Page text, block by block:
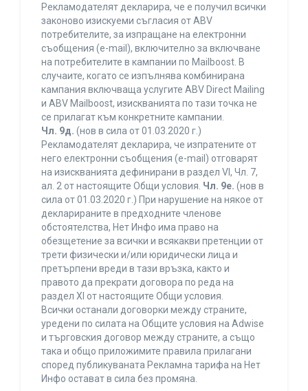
Рекламодателят декларира, че е получил всички
законово изискуеми съгласия от ABV
потребителите, за изпращане на електронни
съобщения (e-mail), включително за включване
на потребителите в кампании по Mailboost. В
случаите, когато се изпълнява комбинирана
кампания включваща услугите ABV Direct Mailing
и ABV Mailboost, изискванията по тази точка не
се прилагат към конкретните кампании.
Чл. 9д. (нов в сила от 01.03.2020 г.)
Рекламодателят декларира, че изпратените от
него електронни съобщения (e-mail) отговарят
на изискванията дефинирани в раздел VI, Чл. 7,
ал. 2 от настоящите Общи условия. Чл. 9е. (нов в
сила от 01.03.2020 г.) При нарушение на някое от
декларираните в предходните членове
обстоятелства, Нет Инфо има право на
обезщетение за всички и всякакви претенции от
трети физически и/или юридически лица и
претърпени вреди в тази връзка, както и
правото да прекрати договора по реда на
раздел XI от настоящите Общи условия.
Всички останали договорки между страните,
уредени по силата на Общите условия на Adwise
и търговския договор между страните, а също
така и общо приложимите правила прилагани
според публикуваната Рекламна тарифа на Нет
Инфо остават в сила без промяна.